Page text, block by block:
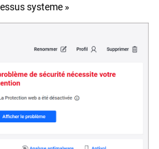
systeme »